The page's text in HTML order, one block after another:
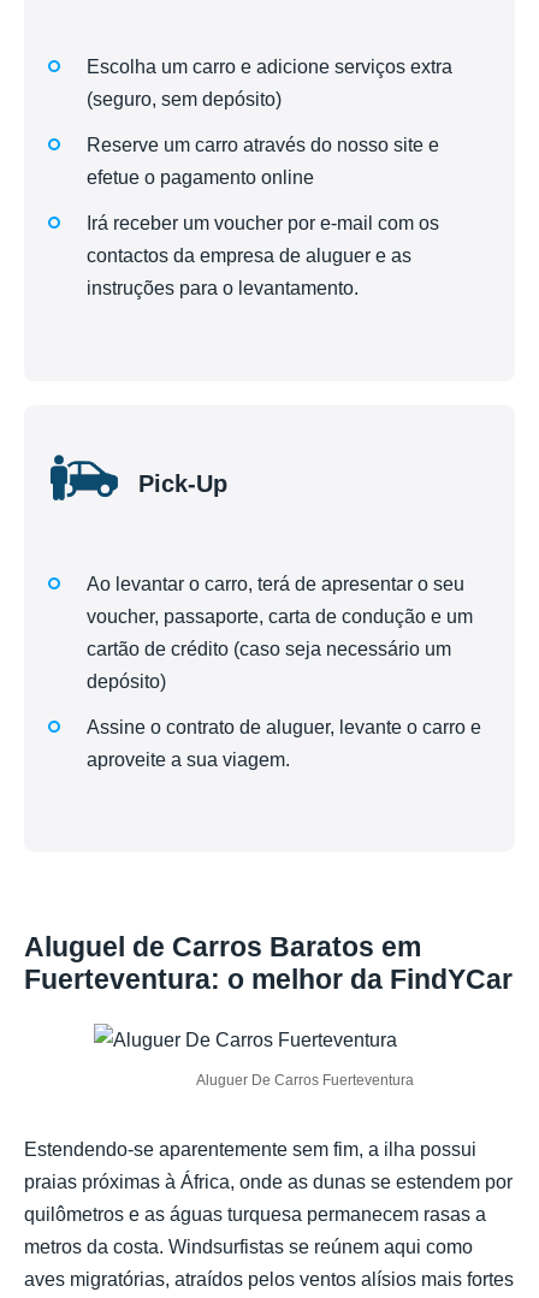
Escolha um carro e adicione serviços extra
(seguro, sem depósito)
Reserve um carro através do nosso site e
efetue o pagamento online
Irá receber um voucher por e-mail com os
contactos da empresa de aluguer e as
instruções para o levantamento.
Pick-Up
Ao levantar o carro, terá de apresentar o seu
voucher, passaporte, carta de condução e um
cartão de crédito (caso seja necessário um
depósito)
Assine o contrato de aluguer, levante o carro e
aproveite a sua viagem.
Aluguel de Carros Baratos em
Fuerteventura: o melhor da FindYCar
Aluguer De Carros Fuerteventura
Estendendo-se aparentemente sem fim, a ilha possui
praias próximas à África, onde as dunas se estendem por
quilômetros e as águas turquesa permanecem rasas a
metros da costa. Windsurfistas se reúnem aqui como
aves migratórias, atraídos pelos ventos alísios mais fortes